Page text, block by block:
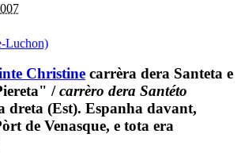
Luchon)
Christine carrèra dera Santeta e
/carrèro dera Santéto
dreta (Est). Espanha davant,
de Venasque, e tota era